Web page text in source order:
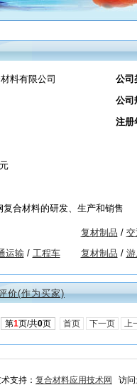
料有限公司 公司
公司
注册
复合材料的研发、生产和销售
复材制品 /
运输/ 工程车 复材制品 /
价(作为买家)
第1页/共0页 首页 下一页 上
支持： 复合材料应用技术网 访问